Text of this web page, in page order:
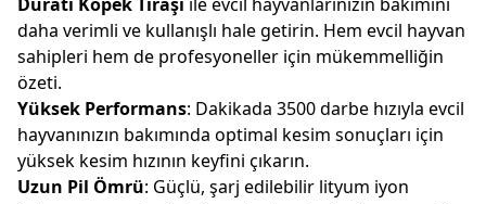
daha verimli ve kullanışlı hale getirin. Hem evcil hayvan
sahipleri hem de profesyoneller için mükemmelliğin
özeti.
Yüksek Performans: Dakikada 3500 darbe hızıyla evcil
hayvanınızın bakımında optimal kesim sonuçları için
yüksek kesim hızının keyfini çıkarın.
Uzun Pil Ömrü: Güçlü, şarj edilebilir lityum iyon